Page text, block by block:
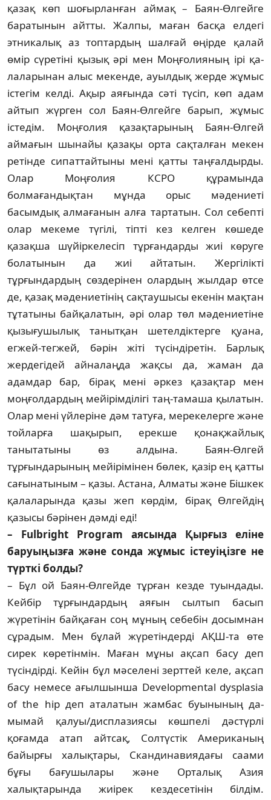
қазақ көп шо­ғыр­ланған аймақ – Баян-Өлгейге
баратынын айт­ты. Жалпы, маған басқа елдегі
этникалық аз топтардың шалғай өңірде қалай
өмір сүре­тіні қызық әрі мен Моңғолияның ірі қа­
лаларынан алыс мекенде, ауылдық жерде жұмыс
істегім келді. Ақыр аяғында сәті түсіп, көп адам
айтып жүрген сол Баян-Өлгейге ба­рып, жұмыс
істедім. Моңғолия қазақтары­ның Баян-Өлгей
аймағын шынайы қазақы орта сақталған мекен
ретінде сипаттайтыны мені қатты таңғалдырды.
Олар Моңғолия КСРО құрамында
болмағандықтан мұнда орыс мәдениеті
басымдық алмағанын алға тар­татын. Сол себепті
олар мекеме түгілі, тіп­ті кез келген көшеде
қазақша шүйір­ке­ле­сіп тұрғандарды жиі көруге
болатынын да жиі айтатын. Жергілікті
тұрғындардың сөздерінен олардың жылдар өтсе
де, қазақ мәдениетінің сақтаушысы екенін мақтан
тұта­тыны байқалатын, әрі олар төл мәде­ние­тіне
қызығушылық танытқан шетелдіктерге қуана,
егжей-тегжей, бәрін жіті түсіндіретін. Барлық
жердегідей айналаңда жақсы да, жаман да
адамдар бар, бірақ мені әркез қа­зақ­тар мен
моңғолдардың мейірімділігі таң-тамаша қылатын.
Олар мені үйлеріне дәм татуға, мерекелерге және
тойларға ша­қы­рып, ерекше қонақжайлық
танытатыны өз алдына. Баян-Өлгей
тұрғындарының мейі­рі­­­мінен бө­лек, қазір ең қатты
сағынатыным – қазы. Аста­на, Алматы және Бішкек
қалаларында қа­зы жеп көрдім, бірақ Өлгейдің
қазысы бәрінен дәмді еді!
– Fulbright Program аясында Қырғыз еліне
баруыңызға және сонда жұмыс іс­теуіңізге не
түрткі болды?
– Бұл ой Баян-Өлгейде тұрған кезде туын­дады.
Кейбір тұрғындардың аяғын сыл­тып басып
жүретінін байқаған соң мұның себебін досымнан
сұрадым. Мен бұлай жүре­тіндерді АҚШ-та өте
сирек көретінмін. Ма­ған мұны ақсап басу деп
түсіндірді. Кейін бұл мәселені зерттей келе, ақсап
басу немесе ағыл­шынша Developmental dysplasia
of the hip деп аталатын жамбас буынының да­
мымай қалуы/дисплазиясы көшпелі дәстүрлі
қоғамда атап айтсақ, Солтүстік Американың
байырғы халықтары, Скандинавиядағы саами
бұғы бағушылары және Орталық Азия
халықтарында жиірек кездесетінін білдім.